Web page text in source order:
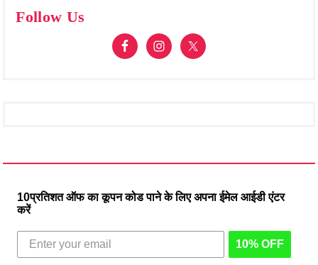
Follow Us
10प्रतिशत ऑफ का कूपन कोड पाने के लिए अपना ईमेल आईडी एंटर
करें
10% OFF